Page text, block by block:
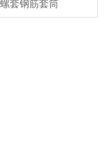
套钢筋套筒